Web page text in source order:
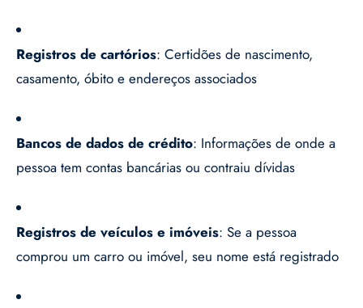
Registros de cartórios: Certidões de nascimento,
casamento, óbito e endereços associados
Bancos de dados de crédito: Informações de onde a
pessoa tem contas bancárias ou contraiu dívidas
Registros de veículos e imóveis: Se a pessoa
comprou um carro ou imóvel, seu nome está registrado